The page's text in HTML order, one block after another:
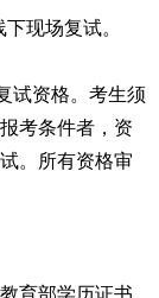
现场复试。
试资格。考生须
考条件者，资
。所有资格审
育部学历证书